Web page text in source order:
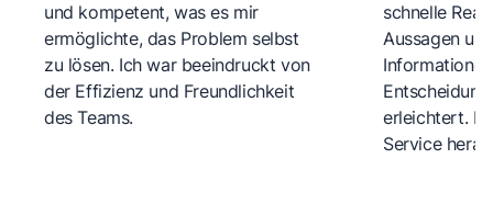
und kompetent, was es mir
ermöglichte, das Problem selbst
zu lösen. Ich war beeindruckt von
der Effizienz und Freundlichkeit
des Teams.
schnelle
Aussagen
erleichtert.
Service